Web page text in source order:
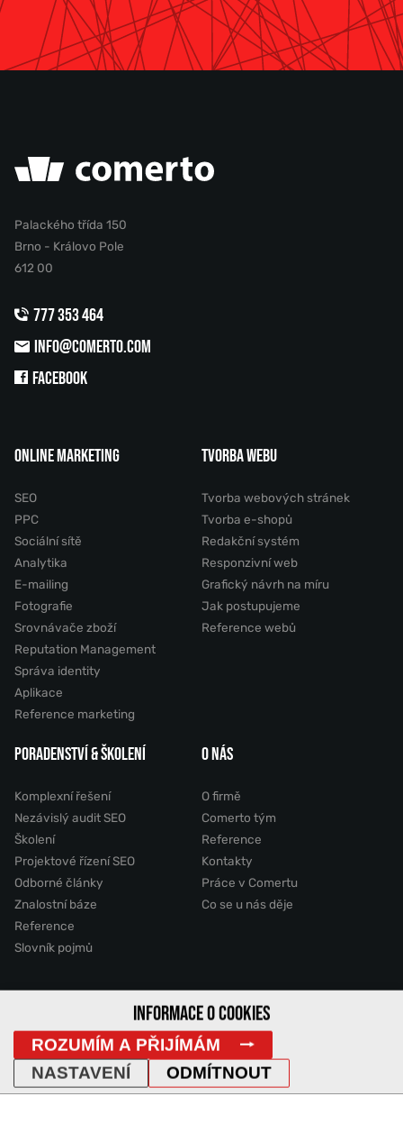
Palackého třída 150
Brno - Královo Pole
612 00
777 353 464
INFO@COMERTO.COM
FACEBOOK
ONLINE MARKETING
SEO
PPC
Sociální sítě
Analytika
E-mailing
Fotografie
Srovnávače zboží
Reputation Management
Správa identity
Aplikace
Reference marketing
TVORBA WEBU
Tvorba webových stránek
Tvorba e-shopů
Redakční systém
Responzivní web
Grafický návrh na míru
Jak postupujeme
Reference webů
PORADENSTVÍ & ŠKOLENÍ
Komplexní řešení
Nezávislý audit SEO
Školení
Projektové řízení SEO
Odborné články
Znalostní báze
Reference
Slovník pojmů
O NÁS
O firmě
Comerto tým
Reference
Kontakty
Práce v Comertu
Co se u nás děje
2011 - 2026 © Comerto, s.r.o.
Mapa stránek GDPR Cookies Vyhledávání
IP Adresa
INFORMACE O COOKIES
ROZUMÍM A PŘIJÍMÁM
ODMÍTNOUT
NASTAVENÍ